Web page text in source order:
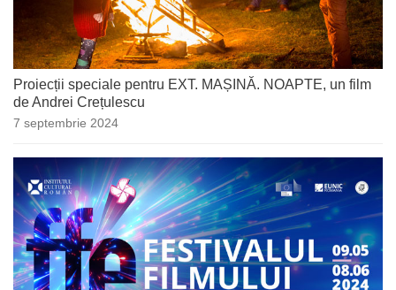
Proiecții speciale pentru EXT. MAȘINĂ. NOAPTE, un film
de Andrei Crețulescu
7 septembrie 2024